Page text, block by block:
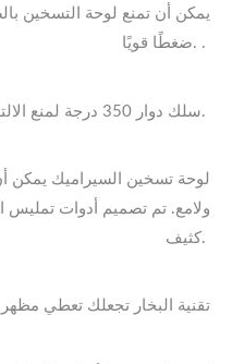
ضغطًا قويًا. .
سلك دوار 350 درجة لمنع الالتواءات والتشابك.
لوحة تسخين السيراميك يمكن
ولامع. تم تصميم أدوات تمليس
كثيف.
تقنية البخار تجعلك تعطي